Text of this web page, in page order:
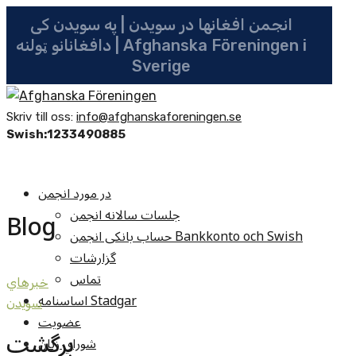
انجمن افغانها در سویدن | په سویدن کی
دافغانانو ټولنه | Afghanska Föreningen i
Sverige
Skriv till oss: info@afghanskaforeningen.se
Swish:1233490885
در مورد انجمن
جلسات سالانه انجمن
حساب بانکی انجمن Bankkonto och Swish
گزارشات
تماس
اساسنامه Stadgar
عضویت
شوراي زنان
Blog
خبرهاي
سويدن
برگشت